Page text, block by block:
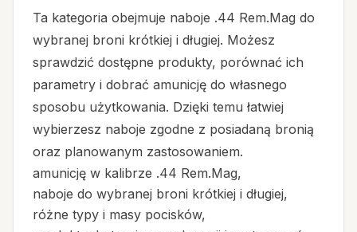
Ta kategoria obejmuje naboje .44 Rem.Mag do
wybranej broni krótkiej i długiej. Możesz
sprawdzić dostępne produkty, porównać ich
parametry i dobrać amunicję do własnego
sposobu użytkowania. Dzięki temu łatwiej
wybierzesz naboje zgodne z posiadaną bronią
oraz planowanym zastosowaniem.
amunicję w kalibrze .44 Rem.Mag,
naboje do wybranej broni krótkiej i długiej,
różne typy i masy pocisków,